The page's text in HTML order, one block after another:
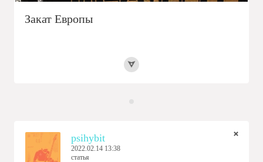
Закат Европы
psihybit
2022.02.14 13:38
статья